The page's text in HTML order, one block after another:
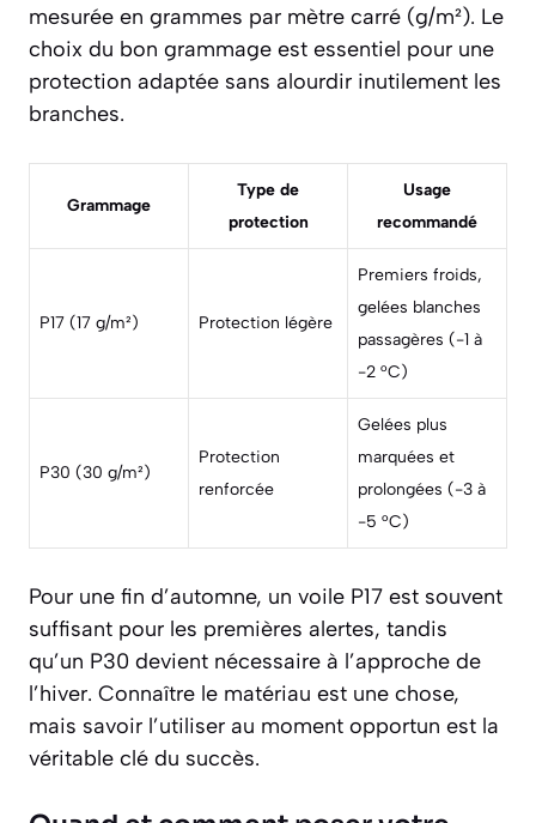
mesurée en grammes par mètre carré (g/m²). Le
choix du bon grammage est essentiel pour une
protection adaptée sans alourdir inutilement les
branches.
Grammage
Type de
protection
Usage
recommandé
P17 (17 g/m²) Protection légère
Premiers froids,
gelées blanches
passagères (-1 à
-2 °C)
P30 (30 g/m²)
Protection
renforcée
Gelées plus
marquées et
prolongées (-3 à
-5 °C)
Pour une fin d’automne, un voile P17 est souvent
suffisant pour les premières alertes, tandis
qu’un P30 devient nécessaire à l’approche de
l’hiver. Connaître le matériau est une chose,
mais savoir l’utiliser au moment opportun est la
véritable clé du succès.